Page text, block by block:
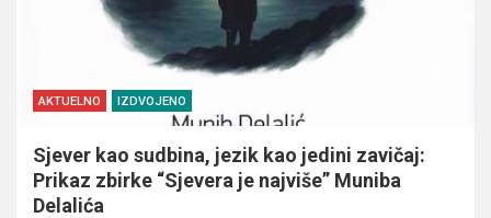
AKTUELNO IZDVOJENO
Sjever kao sudbina, jezik kao jedini zavičaj:
Prikaz zbirke “Sjevera je najviše” Muniba
Delalića